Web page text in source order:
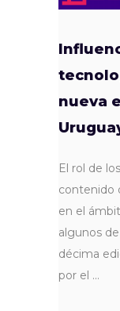
nueva
El rol de
contenido
en el
algunos
décima
por el